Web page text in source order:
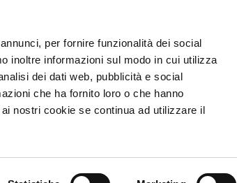
per fornire funzionalità dei social
inoltre informazioni sul modo in cui utilizza
dei dati web, pubblicità e social
che ha fornito loro o che hanno
nostri cookie se continua ad utilizzare il